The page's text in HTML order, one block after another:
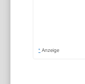
* Anzeige